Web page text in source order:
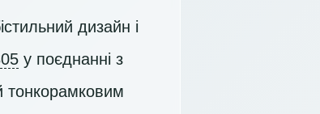
дизайн і
у поєднанні з
тонкорамковим